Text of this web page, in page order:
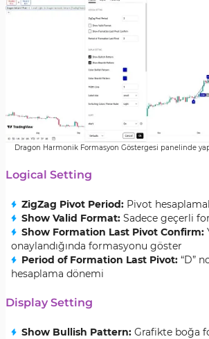
Dragon Harmonik Formasyon Göstergesi panelinde
Logical Setting
ZigZag Pivot Period: Pivot
Show Valid Format: Sadece geçerli
Show Formation Last Pivot Confirm:
onaylandığında formasyonu göster
Period of Formation Last Pivot: “D”
hesaplama dönemi
Display Setting
Show Bullish Pattern: Grafikte boğa